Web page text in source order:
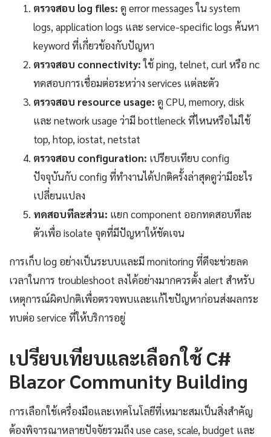
ตรวจสอบ log files: ดู error messages ใน system
logs, application logs และ service-specific logs ค้นหา
keyword ที่เกี่ยวข้องกับปัญหา
ตรวจสอบ connectivity:ใช้ ping, telnet, curl หรือ nc
ทดสอบการเชื่อมต่อระหว่าง services แต่ละตัว
ตรวจสอบ resource usage: ดู CPU, memory, disk
และ network usage ว่ามี bottleneck ที่ไหนหรือไม่ใช้
top, htop, iostat, netstat
ตรวจสอบ configuration: เปรียบเทียบ config
ปัจจุบันกับ config ที่ทำงานได้ปกติครั้งล่าสุดดูว่ามีอะไร
เปลี่ยนแปลง
ทดสอบทีละส่วน: แยก component ออกทดสอบทีละ
ตัวเพื่อ isolate จุดที่มีปัญหาให้ชัดเจน
การเก็บ log อย่างเป็นระบบและมี monitoring ที่ดีจะช่วยลด
เวลาในการ troubleshoot ลงได้อย่างมากควรตั้ง alert สำหรับ
เหตุการณ์ผิดปกติเพื่อตรวจพบและแก้ไขปัญหาก่อนส่งผลกระ
ทบต่อ service ที่ให้บริการอยู่
เปรียบเทียบและเลือกใช้ C#
Blazor Community Building
การเลือกใช้เครื่องมือและเทคโนโลยีที่เหมาะสมเป็นสิ่งสำคัญ
ต้องพิจารณาหลายปัจจัยรวมถึง use case, scale, budget และ